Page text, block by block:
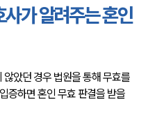
가 알려주는 혼인
았던 경우 법원을 통해 무효를
증하면 혼인 무효 판결을 받을